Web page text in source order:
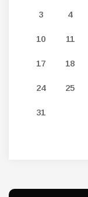
3 4
10 11
17 18
24 25
31